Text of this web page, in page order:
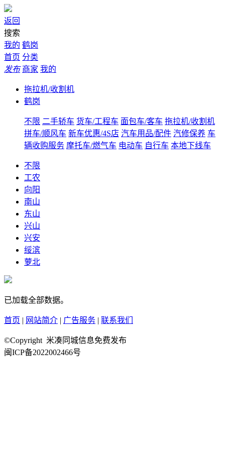
返回
搜索
我的 鹤岗
首页 分类
发布 商家 我的
拖拉机/收割机
鹤岗
不限 二手轿车 货车/工程车 面包车/客车 拖拉机/收割机
拼车/顺风车 新车优惠/4S店 汽车用品/配件 汽修保养 车
辆收购服务 摩托车/燃气车 电动车 自行车 本地下线车
不限
工农
向阳
南山
东山
兴山
兴安
绥滨
萝北
已加载全部数据。
首页 | 网站简介 | 广告服务 | 联系我们
©Copyright 米凑同城信息免费发布
闽ICP备2022002466号